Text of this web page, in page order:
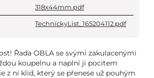
318x44mm.pdf
TechnickyList_165204112.pdf
Řada OBLA se svými zakulacenými
koupelnu a naplní ji pocitem
z ní klid, který se přenese už pouhým